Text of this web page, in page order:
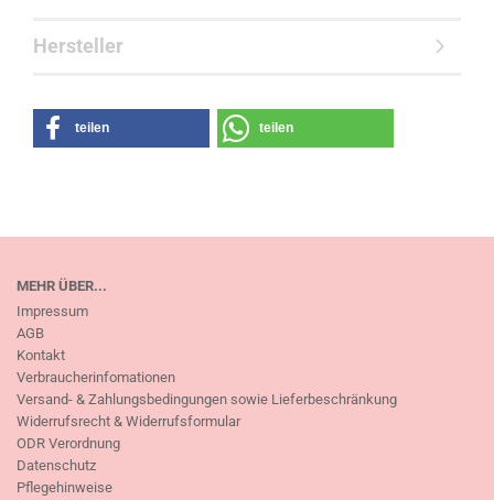
Hersteller
teilen teilen
MEHR ÜBER...
Impressum
AGB
Kontakt
Verbraucherinfomationen
Versand- & Zahlungsbedingungen sowie Lieferbeschränkung
Widerrufsrecht & Widerrufsformular
ODR Verordnung
Datenschutz
Pflegehinweise